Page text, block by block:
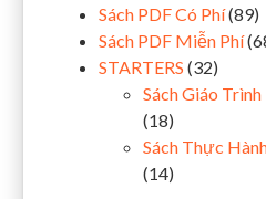
Sách PDF Có Phí(89)
Sách PDF Miễn Phí
STARTERS (32)
Sách Giáo Trình
(18)
Sách Thực
(14)